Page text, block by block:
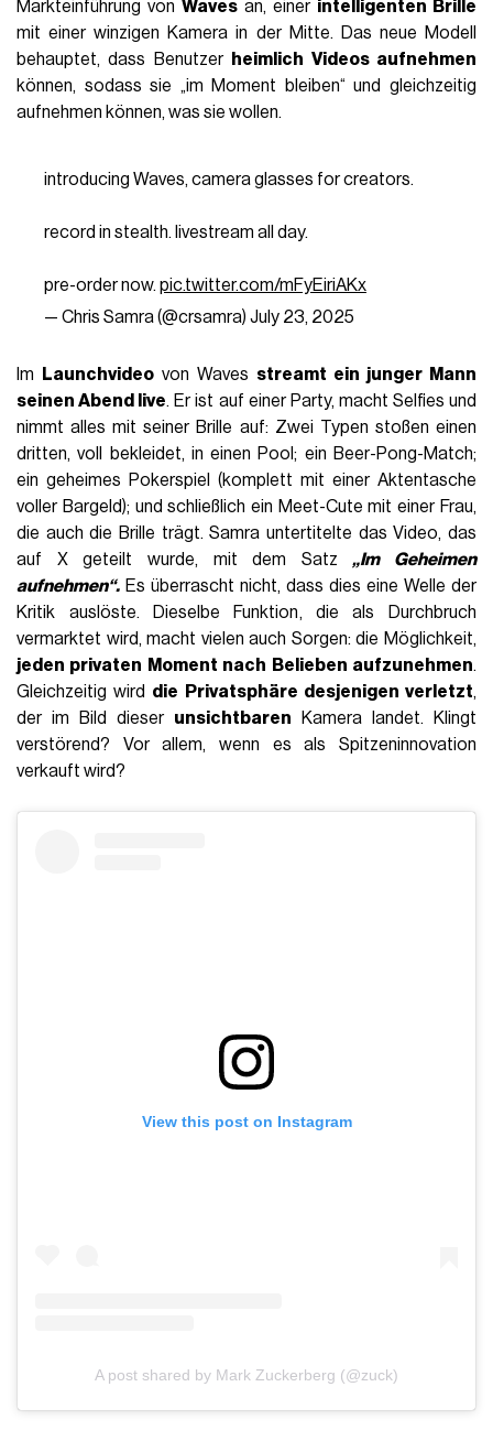
Markteinführung vonWaves an, einer intelligenten Brille
mit einer winzigen Kamera in der Mitte. Das neue Modell
behauptet, dass Benutzer heimlich Videos aufnehmen
können, sodass sie „im Moment bleiben“ und gleichzeitig
aufnehmen können, was sie wollen.
introducing Waves, camera glasses for creators.
record in stealth. livestream all day.
pre-order now. pic.twitter.com/mFyEiriAKx
— Chris Samra (@crsamra) July 23, 2025
Im Launchvideo von Waves streamt ein junger Mann
seinen Abend live. Er ist auf einer Party, macht Selfies und
nimmt alles mit seiner Brille auf: Zwei Typen stoßen einen
dritten, voll bekleidet, in einen Pool; ein Beer-Pong-Match;
ein geheimes Pokerspiel (komplett mit einer Aktentasche
voller Bargeld); und schließlich ein Meet-Cute mit einer Frau,
die auch die Brille trägt. Samra untertitelte das Video, das
auf X geteilt wurde, mit dem Satz „Im Geheimen
aufnehmen“. Es überrascht nicht, dass dies eine Welle der
Kritik auslöste. Dieselbe Funktion, die als Durchbruch
vermarktet wird, macht vielen auch Sorgen: die Möglichkeit,
jeden privaten Moment nach Belieben aufzunehmen.
Gleichzeitig wird die Privatsphäre desjenigen verletzt,
der im Bild dieser unsichtbaren Kamera landet. Klingt
verstörend? Vor allem, wenn es als Spitzeninnovation
verkauft wird?
View this post on Instagram
A post shared by Mark Zuckerberg (@zuck)